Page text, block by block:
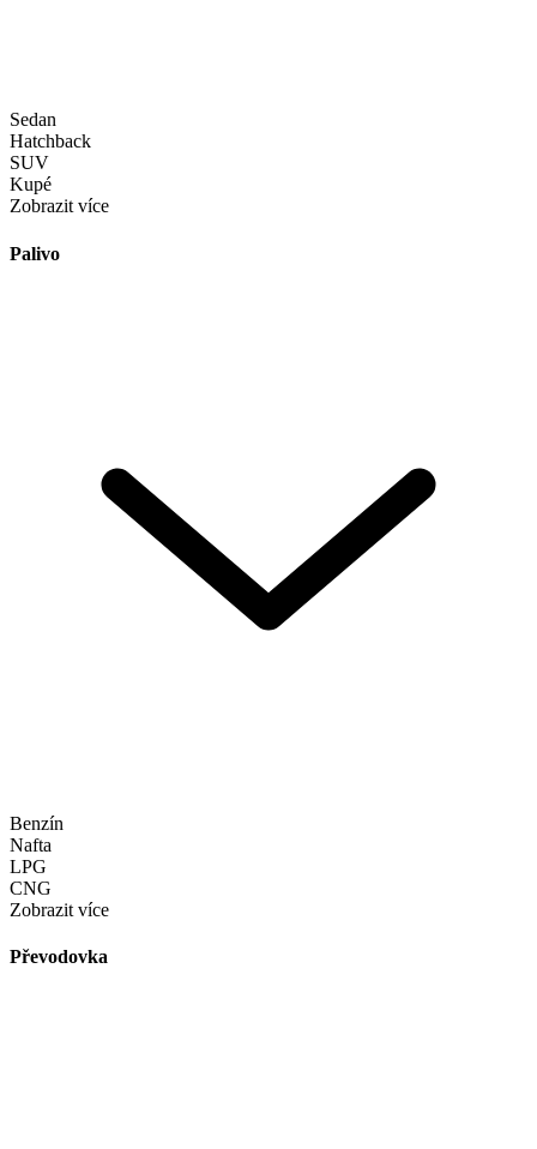
Sedan
Hatchback
SUV
Kupé
Zobrazit více
Palivo
Benzín
Nafta
LPG
CNG
Zobrazit více
Převodovka